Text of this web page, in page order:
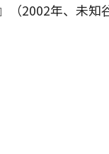
2002年、未知